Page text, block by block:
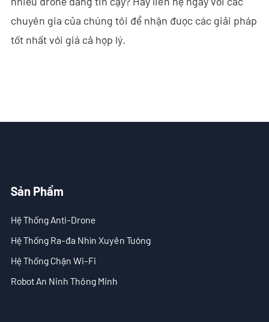
chuyên gia của chúng tôi để nhận được các giải pháp
tốt nhất với giá cả hợp lý.
Sản Phẩm
Hệ Thống Anti-Drone
Hệ Thống Ra-đa Nhìn Xuyên Tường
Hệ Thống Chặn Wi-Fi
Robot An Ninh Thông Minh